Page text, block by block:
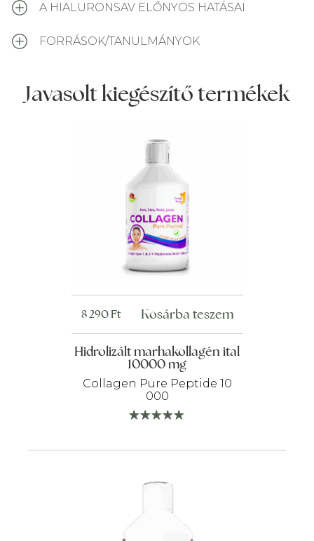
A HIALURONSAV ELŐNYÖS HATÁSAI
FORRÁSOK/TANULMÁNYOK
Javasolt kiegészítő termékek
Hidrolizált marhakollagén ital
10000 mg
Collagen Pure Peptide 10
000
8 290Ft Kosárba teszem